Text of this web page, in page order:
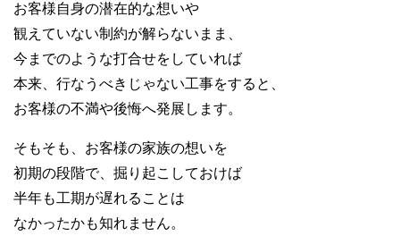
お客様自身の潜在的な想いや
観えていない制約が解らないまま、
今までのような打合せをしていれば
本来、行なうべきじゃない工事をすると、
お客様の不満や後悔へ発展します。
そもそも、お客様の家族の想いを
初期の段階で、掘り起こしておけば
半年も工期が遅れることは
なかったかも知れません。